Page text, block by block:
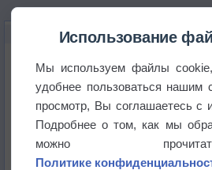
НОВОЕ О ПОГОДЕ
Атмосфера начала
В Приморье обнаружены
Использование
Мы используем файлы
удобнее пользоваться нашим
просмотр, Вы соглашаетесь с
Подробнее о том, как мы
можно
Политике